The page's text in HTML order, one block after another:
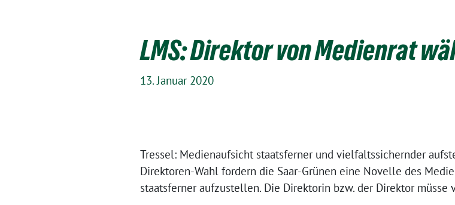
LMS: Direktor von Medienrat
13. Januar 2020
Tressel: Medienaufsicht staatsferner und vielfaltssichernder
Direktoren-Wahl fordern die Saar-Grünen eine Novelle des
staatsferner aufzustellen. Die Direktorin bzw. der Direktor müsse